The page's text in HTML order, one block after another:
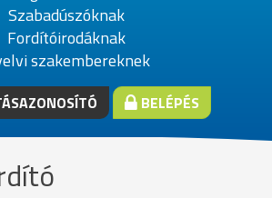
Szabadúszóknak
Fordítóirodáknak
szakembereknek
BELÉPÉS